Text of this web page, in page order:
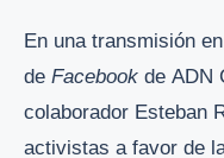
En una transmisión
de Facebook de ADN
colaborador Esteban
activistas a favor de